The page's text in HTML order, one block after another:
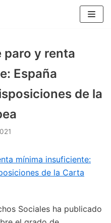
paro y renta
España
de la
mínima insuficiente:
de la Carta
Sociales ha publicado